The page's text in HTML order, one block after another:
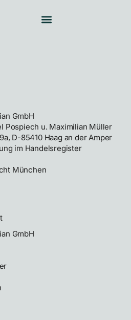
GmbH
Pospiech u. Maximilian Müller
D-85410 Haag an der Amper
im Handelsregister
München
GmbH